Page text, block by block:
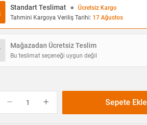
Standart Teslimat ●
Ücretsiz Kargo
Tahmini Kargoya Veriliş Tarihi: 17 Ağustos
Mağazadan Ücretsiz Teslim
Bu teslimat seçeneği uygun değil
Sepete Ekle